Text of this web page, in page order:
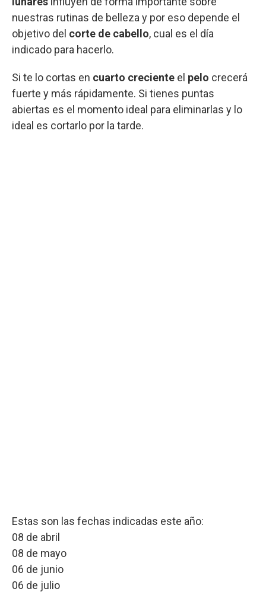
nuestras rutinas de belleza y por eso depende el
objetivo del corte de cabello, cual es el día
indicado para hacerlo.
Si te lo cortas en cuarto creciente el pelo crecerá
fuerte y más rápidamente. Si tienes puntas
abiertas es el momento ideal para eliminarlas y lo
ideal es cortarlo por la tarde.
Estas son las fechas indicadas este año:
08 de abril
08 de mayo
06 de junio
06 de julio